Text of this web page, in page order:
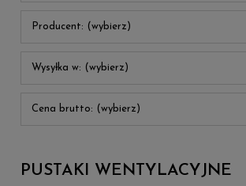
Producent: (wybierz)
Wysyłka w: (wybierz)
Cena brutto: (wybierz)
PUSTAKI WENTYLACYJNE